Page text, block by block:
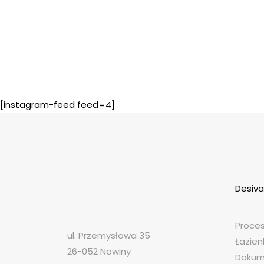
[instagram-feed feed=4]
ul. Przemysłowa 35
26-052 Nowiny
Desiva